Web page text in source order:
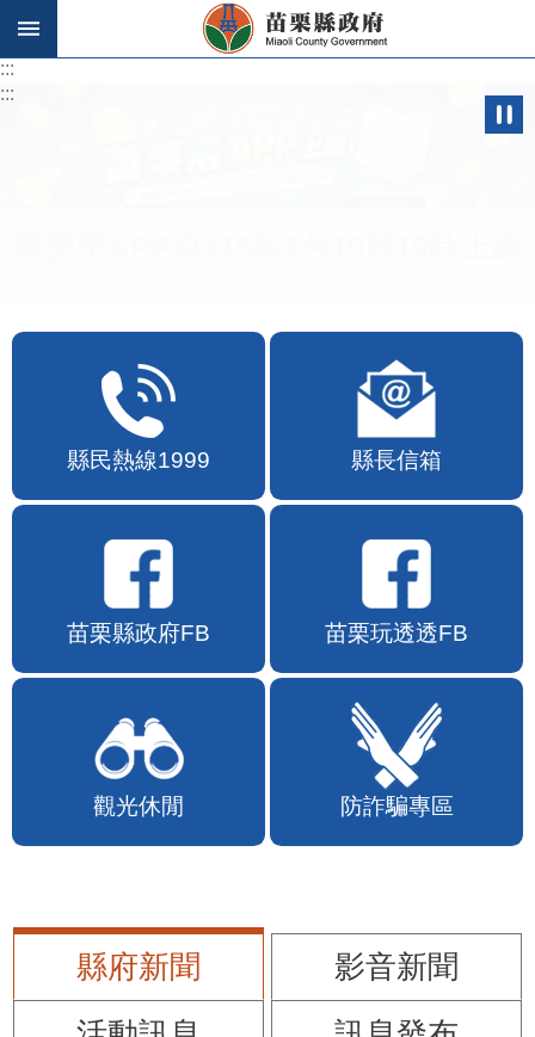
跳到主要內容區塊
:::
:::
縣民熱線1999 縣長信箱
苗栗縣政府FB 苗栗玩透透FB
觀光休閒 防詐騙專區
縣府新聞
影音新聞